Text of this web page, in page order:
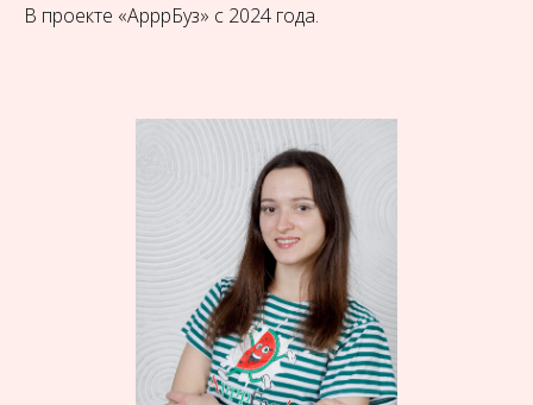
В проекте «АрррБуз» с 2024 года.